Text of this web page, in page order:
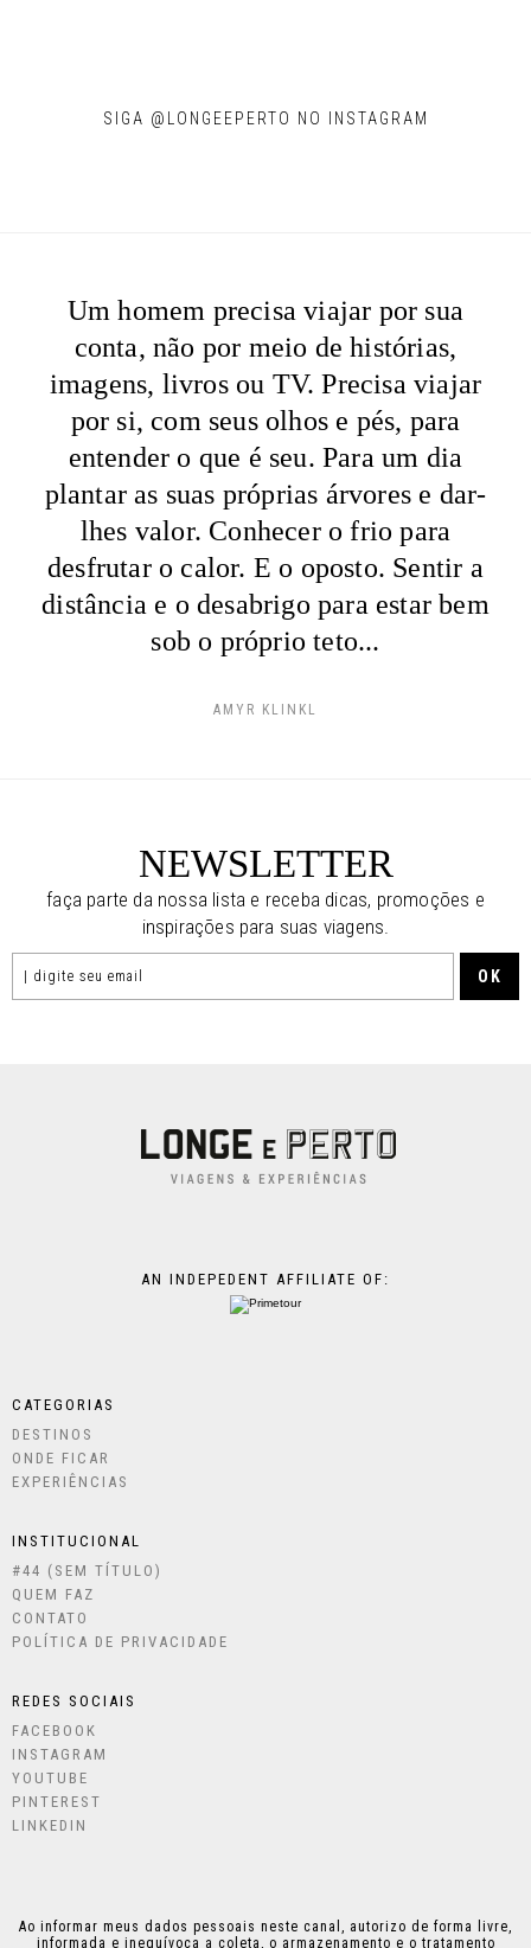
SIGA @LONGEEPERTO NO INSTAGRAM
Um homem precisa viajar por sua
conta, não por meio de histórias,
imagens, livros ou TV. Precisa viajar
por si, com seus olhos e pés, para
entender o que é seu. Para um dia
plantar as suas próprias árvores e dar-
lhes valor. Conhecer o frio para
desfrutar o calor. E o oposto. Sentir a
distância e o desabrigo para estar bem
sob o próprio teto...
AMYR KLINKL
NEWSLETTER
faça parte da nossa lista e receba dicas, promoções e
inspirações para suas viagens.
AN INDEPEDENT AFFILIATE OF:
CATEGORIAS
DESTINOS
ONDE FICAR
EXPERIÊNCIAS
INSTITUCIONAL
#44 (SEM TÍTULO)
QUEM FAZ
CONTATO
POLÍTICA DE PRIVACIDADE
REDES SOCIAIS
FACEBOOK
INSTAGRAM
YOUTUBE
PINTEREST
LINKEDIN
Ao informar meus dados pessoais neste canal, autorizo de forma livre,
informada e inequívoca a coleta, o armazenamento e o tratamento